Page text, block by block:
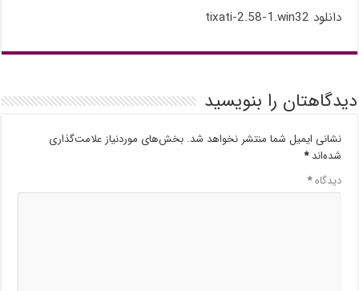
دانلود tixati-2.58-1.win32
دیدگاهتان را بنویسید
نشانی ایمیل شما منتشر نخواهد شد. بخش‌های موردنیاز علامت‌گذاری
شده‌اند*
دیدگاه*